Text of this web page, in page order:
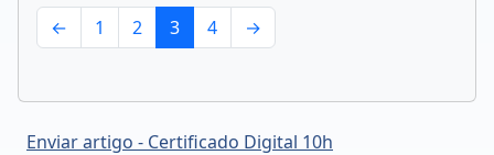
← 1 2 3 4 →
Enviar artigo - Certificado Digital 10h